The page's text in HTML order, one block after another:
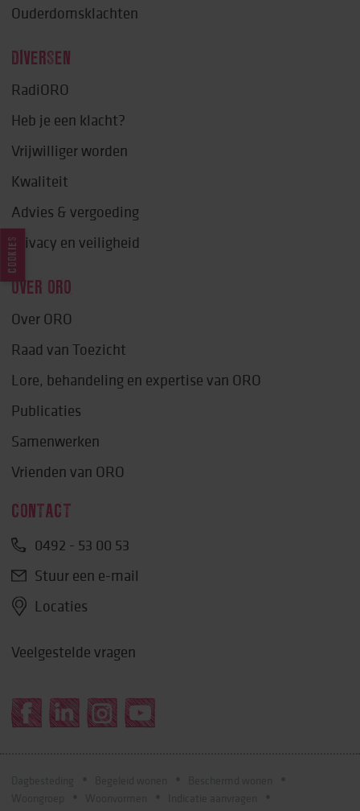
Ouderdomsklachten
DIVERSEN
RadiORO
Heb je een klacht?
Vrijwilliger worden
Kwaliteit
Advies & vergoeding
Privacy en veiligheid
OVER ORO
Over ORO
Raad van Toezicht
Lore, behandeling en expertise van ORO
Publicaties
Samenwerken
Vrienden van ORO
CONTACT
0492 - 53 00 53
Stuur een e-mail
Locaties
Veelgestelde vragen
COOKIES